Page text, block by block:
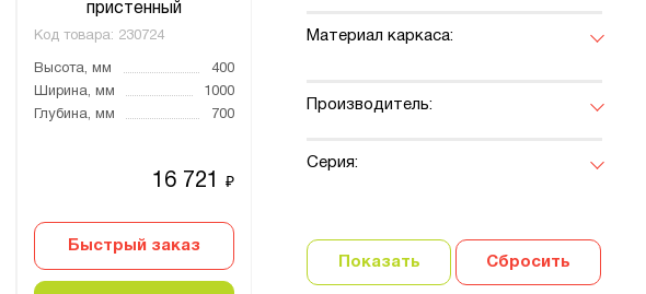
пристенный
Код товара: 230724
Высота, мм
400
Ширина, мм
1000
Глубина, мм
700
16 721 ₽
Быстрый заказ
Материал каркаса:
Производитель:
Серия:
Показать Сбросить